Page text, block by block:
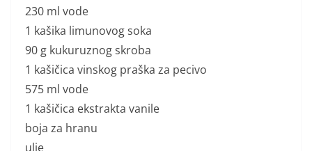
230 ml vode
1 kašika limunovog soka
90 g kukuruznog skroba
1 kašičica vinskog praška za pecivo
575 ml vode
1 kašičica ekstrakta vanile
boja za hranu
ulje